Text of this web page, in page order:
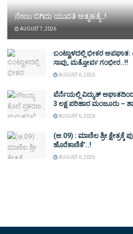
ನೇಣು ಬಿಗಿದು ಯುವತಿ ಆತ್ಮಹತ್ಯೆ..!
AUGUST 7, 2026
ಬಂಟ್ವಾಳದಲ್ಲಿ ಭೀಕರ ಅಪಘಾತ:
ಸಾವು, ಮತ್ತೋರ್ವ ಗಂಭೀರ..!!
AUGUST 6, 2026
ಪೆರ್ನೆಯಲ್ಲಿ ವಿದ್ಯುತ್ ಆಘಾತದಿಂದ
3 ಲಕ್ಷ ಪರಿಹಾರ ಮಂಜೂರು –
AUGUST 6, 2026
(ಆ.09) : ಮಾಣಿಲ ಶ್ರೀ ಕ್ಷೇತ್ರಕ್ಕೆ
ಹೊರೆಕಾಣಿಕೆ’..!
AUGUST 6, 2026